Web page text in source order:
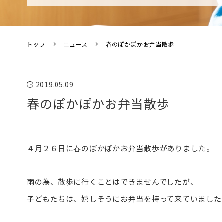
トップ ニュース 春のぽかぽかお弁当散歩
2019.05.09
春のぽかぽかお弁当散歩
４月２６日に春のぽかぽかお弁当散歩がありました。
雨の為、散歩に行くことはできませんでしたが、
子どもたちは、嬉しそうにお弁当を持って来ていまし